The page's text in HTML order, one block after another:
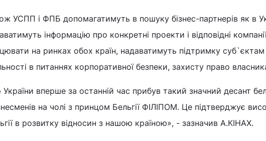
УСПП і ФПБ допомагатимуть в пошуку бізнес-партнерів як в
інформацію про конкретні проекти і відповідні
на ринках обох країн, надаватимуть підтримку суб`єктам
в питаннях корпоративної безпеки, захисту право
вперше за останній час прибув такий значний десант
на чолі з принцом Бельгії ФІЛІПОМ. Це підтверджує
в розвитку відносин з нашою країною», - зазначив А.КІНАХ.